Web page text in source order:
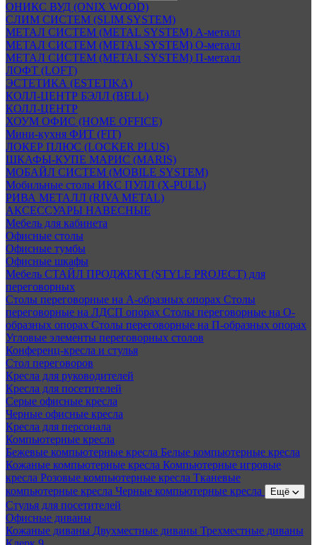
ОНИКС ВУД (ONIX WOOD)
СЛИМ СИСТЕМ (SLIM SYSTEM)
МЕТАЛ СИСТЕМ (METAL SYSTEM) А-металл
МЕТАЛ СИСТЕМ (METAL SYSTEM) О-металл
МЕТАЛ СИСТЕМ (METAL SYSTEM) П-металл
ЛОФТ (LOFT)
ЭСТЕТИКА (ESTETIKA)
КОЛЛ-ЦЕНТР БЭЛЛ (BELL)
КОЛЛ-ЦЕНТР
ХОУМ ОФИС (HOME OFFICE)
Мини-кухня ФИТ (FIT)
ЛОКЕР ПЛЮС (LOCKER PLUS)
ШКАФЫ-КУПЕ МАРИС (MARIS)
МОБАЙЛ СИСТЕМ (MOBILE SYSTEM)
Мобильные столы ИКС ПУЛЛ (X-PULL)
РИВА МЕТАЛЛ (RIVA METAL)
АКСЕССУАРЫ НАВЕСНЫЕ
Мебель для кабинета
Офисные столы
Офисные тумбы
Офисные шкафы
Мебель СТАЙЛ ПРОДЖЕКТ (STYLE PROJECT) для
переговорных
Столы переговорные на А-образных опорах Столы
переговорные на ЛДСП опорах Столы переговорные на О-
образных опорах Столы переговорные на П-образных опорах
Угловые элементы переговорных столов
Конференц-кресла и стулья
Стол переговоров
Кресла для руководителей
Кресла для посетителей
Серые офисные кресла
Черные офисные кресла
Кресла для персонала
Компьютерные кресла
Бежевые компьютерные кресла Белые компьютерные кресла
Кожаные компьютерные кресла Компьютерные игровые
кресла Розовые компьютерные кресла Тканевые
компьютерные кресла Черные компьютерные кресла Ещё
Стулья для посетителей
Офисные диваны
Кожаные диваны Двухместные диваны Трехместные диваны